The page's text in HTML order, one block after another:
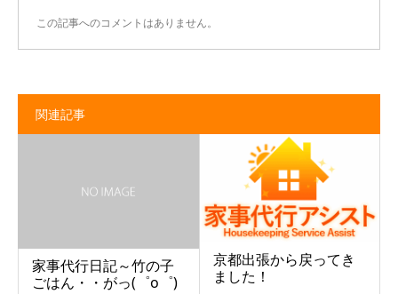
この記事へのコメントはありません。
関連記事
家事代行日記～竹の子
ごはん・・がっ(゜o゜)
京都出張から戻ってき
ました！